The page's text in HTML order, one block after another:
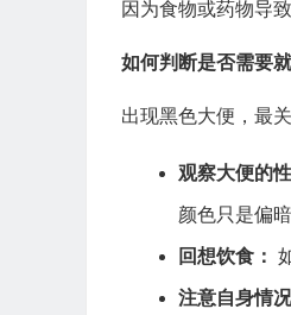
因为食物或药物导
如何判断是否需要
出现黑色大便，最
观察大便的性
颜色只是偏
回想饮食：
注意自身情况